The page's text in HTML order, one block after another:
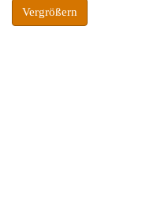
Vergrößern